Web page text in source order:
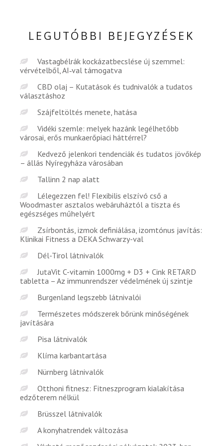
LEGUTÓBBI BEJEGYZÉSEK
Vastagbélrák kockázatbecslése új szemmel:
vérvételből, AI‑val támogatva
CBD olaj – Kutatások és tudnivalók a tudatos
választáshoz
Szájfeltöltés menete, hatása
Vidéki szemle: melyek hazánk legélhetőbb
városai, erős munkaerőpiaci háttérrel?
Kedvező jelenkori tendenciák és tudatos jövőkép
– állás Nyíregyháza városában
Tallinn 2 nap alatt
Lélegezzen fel! Flexibilis elszívó cső a
Woodmaster asztalos webáruháztól a tiszta és
egészséges műhelyért
Zsírbontás, izmok definiálása, izomtónus javítás:
Klinikai Fitness a DEKA Schwarzy-val
Dél-Tirol látnivalók
JutaVit C-vitamin 1000mg + D3 + Cink RETARD
tabletta – Az immunrendszer védelmének új szintje
Burgenland legszebb látnivalói
Természetes módszerek bőrünk minőségének
javítására
Pisa látnivalók
Klíma karbantartása
Nürnberg látnivalók
Otthoni fitnesz: Fitneszprogram kialakítása
edzőterem nélkül
Brüsszel látnivalók
A konyhatrendek változása